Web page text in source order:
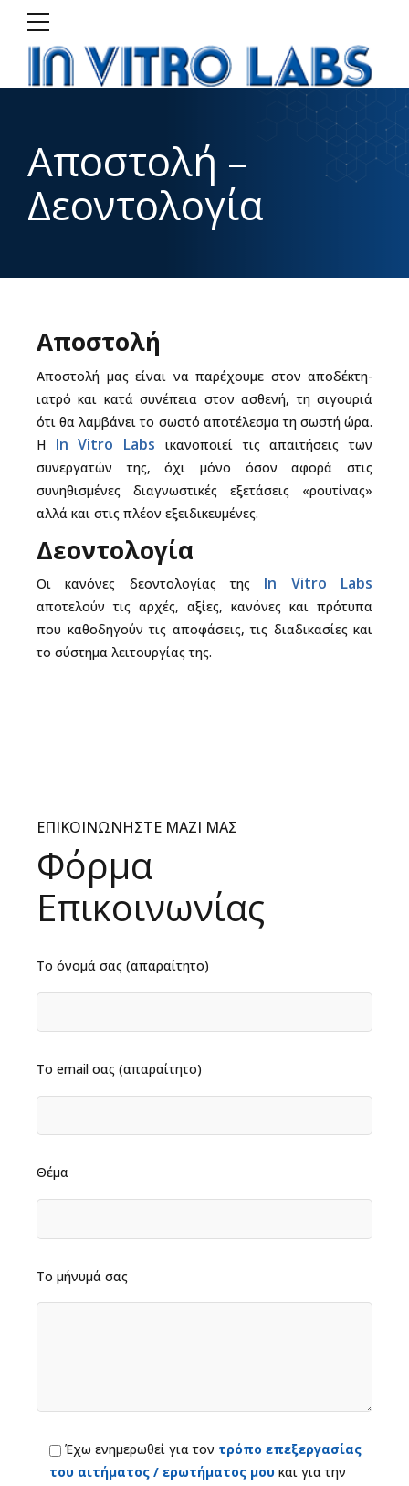
Αποστολή –
Δεοντολογία
Αποστολή
Αποστολή μας είναι να παρέχουμε στον αποδέκτη-
ιατρό και κατά συνέπεια στον ασθενή, τη σιγουριά
ότι θα λαμβάνει το σωστό αποτέλεσμα τη σωστή ώρα.
Η In Vitro Labs ικανοποιεί τις απαιτήσεις των
συνεργατών της, όχι μόνο όσον αφορά στις
συνηθισμένες διαγνωστικές εξετάσεις «ρουτίνας»
αλλά και στις πλέον εξειδικευμένες.
Δεοντολογία
Οι κανόνες δεοντολογίας της In Vitro Labs
αποτελούν τις αρχές, αξίες, κανόνες και πρότυπα
που καθοδηγούν τις αποφάσεις, τις διαδικασίες και
το σύστημα λειτουργίας της.
ΕΠΙΚΟΙΝΩΝΗΣΤΕ ΜΑΖΙ ΜΑΣ
Φόρμα
Επικοινωνίας
Το όνομά σας (απαραίτητο)
Το email σας (απαραίτητο)
Θέμα
Το μήνυμά σας
Έχω ενημερωθεί για τον τρόπο επεξεργασίας
του αιτήματος / ερωτήματος μου και για την